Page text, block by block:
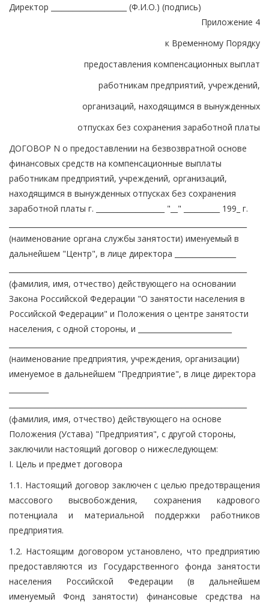
Директор _____________________ (Ф.И.О.) (подпись)
Приложение 4
к Временному Порядку
предоставления компенсационных выплат
работникам предприятий, учреждений,
организаций, находящимся в вынужденных
отпусках без сохранения заработной платы
ДОГОВОР N о предоставлении на безвозвратной основе
финансовых средств на компенсационные выплаты
работникам предприятий, учреждений, организаций,
находящимся в вынужденных отпусках без сохранения
заработной платы г. ___________________ "__" __________ 199_ г.
(наименование органа службы занятости) именуемый в
дальнейшем "Центр", в лице директора _________________
(фамилия, имя, отчество) действующего на основании
Закона Российской Федерации "О занятости населения в
Российской Федерации" и Положения о центре занятости
населения, с одной стороны, и __________________________
(наименование предприятия, учреждения, организации)
именуемое в дальнейшем "Предприятие", в лице директора
(фамилия, имя, отчество) действующего на основе
Положения (Устава) "Предприятия", с другой стороны,
заключили настоящий договор о нижеследующем:
I. Цель и предмет договора
1.1. Настоящий договор заключен с целью предотвращения
массового высвобождения, сохранения кадрового
потенциала и материальной поддержки работников
предприятия.
1.2. Настоящим договором установлено, что предприятию
предоставляются из Государственного фонда занятости
населения Российской Федерации (в дальнейшем
именуемый Фонд занятости) финансовые средства на